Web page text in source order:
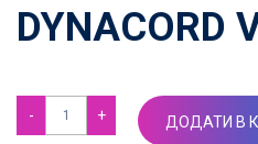
DYNACORD
Dynacord
VL
ДОДАТИ В